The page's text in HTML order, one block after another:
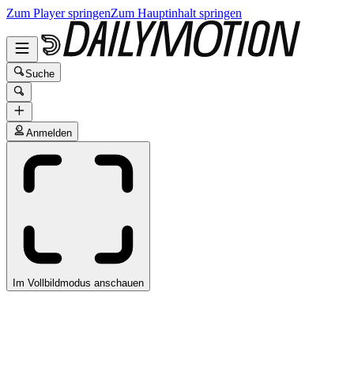
Zum Player springenZum Hauptinhalt springen
Suche
Anmelden
Im Vollbildmodus anschauen